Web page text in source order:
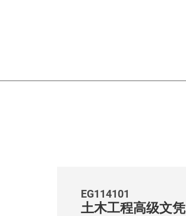
EG114101
土木工程高级文凭